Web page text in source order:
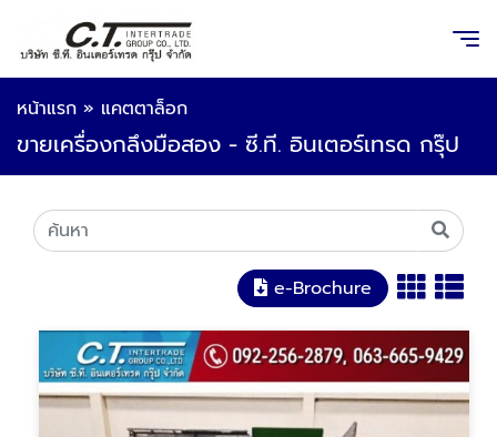
หน้าแรก » แคตตาล็อก
ขายเครื่องกลึงมือสอง - ซี.ที. อินเตอร์เทรด กรุ๊ป
e-Brochure